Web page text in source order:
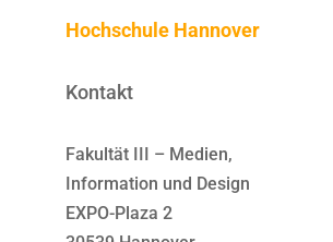
Hochschule Hannover
Kontakt
Fakultät III – Medien,
Information und Design
EXPO-Plaza 2